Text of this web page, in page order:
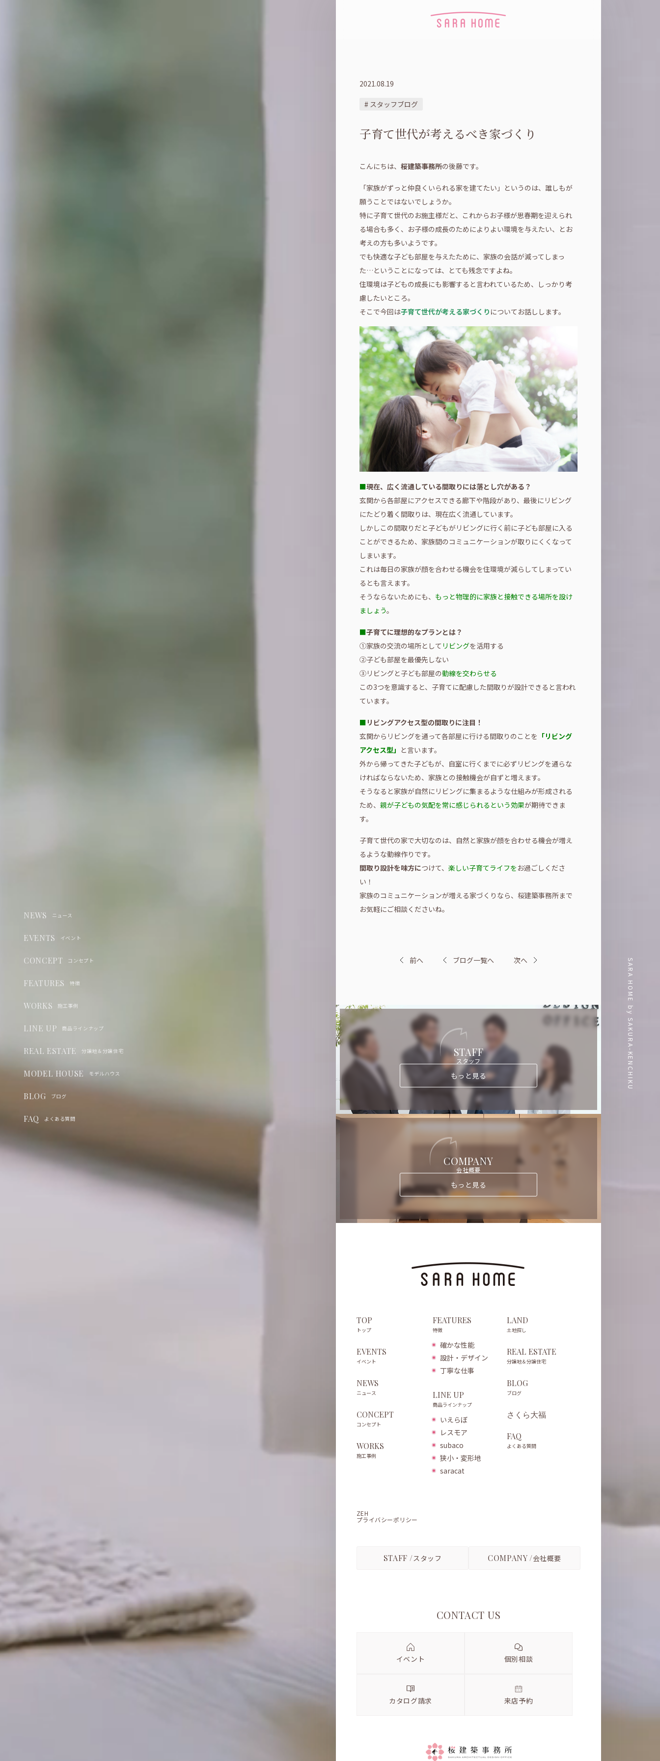
NEWS ニュース
EVENTS イベント
CONCEPT コンセプト
FEATURES 特徴
WORKS 施工事例
LINE UP 商品ラインナップ
REAL ESTATE 分譲地＆分譲住宅
MODEL HOUSE モデルハウス
BLOG ブログ
FAQ よくある質問
SARA HOME by SAKURA-KENCHIKU
2021.08.19
# スタッフブログ
子育て世代が考えるべき家づくり
こんにちは、 桜建築事務所の後藤です。
「家族がずっと仲良くいられる家を建てたい」というのは、誰しもが
願うことではないでしょうか。
特に子育て世代のお施主様だと、これからお子様が思春期を迎えられ
る場合も多く、お子様の成長のためによりよい環境を与えたい、とお
考えの方も多いようです。
でも快適な子ども部屋を与えたために、家族の会話が減ってしまっ
た…ということになっては、とても残念ですよね。
住環境は子どもの成長にも影響すると言われているため、しっかり考
慮したいところ。
そこで今回は子育て世代が考える家づくり についてお話しします。
■現在、広く流通している間取りには落とし穴がある？
玄関から各部屋にアクセスできる廊下や階段があり、最後にリビング
にたどり着く間取りは、現在広く流通しています。
しかしこの間取りだと子どもがリビングに行く前に子ども部屋に入る
ことができるため、家族間のコミュニケーションが取りにくくなって
しまいます。
これは毎日の家族が顔を合わせる機会を住環境が減らしてしまってい
るとも言えます。
そうならないためにも、 もっと物理的に家族と接触できる場所を設け
ましょう。
■子育てに理想的なプランとは？
①家族の交流の場所として リビングを活用する
②子ども部屋を最優先しない
③リビングと子ども部屋の動線を交わらせる
この3つを意識すると、子育てに配慮した間取りが設計できると言われ
ています。
■ リビングアクセス型の間取りに注目！
玄関からリビングを通って各部屋に行ける間取りのことを 「リビング
アクセス型」 と言います。
外から帰ってきた子どもが、自室に行くまでに必ずリビングを通らな
ければならないため、家族との接触機会が自ずと増えます。
そうなると家族が自然にリビングに集まるような仕組みが形成される
ため、 親が子どもの気配を常に感じられるという効果が期待できま
す。
子育て世代の家で大切なのは、自然と家族が顔を合わせる機会が増え
るような動線作りです。
間取り設計を味方につけて、 楽しい子育てライフをお過ごしくださ
い！
家族のコミュニケーションが増える家づくりなら、桜建築事務所まで
お気軽にご相談くださいね。
前へ ブログ一覧へ 次へ
STAFF
スタッフ
もっと見る
COMPANY
会社概要
もっと見る
TOP
トップ
EVENTS
イベント
NEWS
ニュース
CONCEPT
コンセプト
WORKS
施工事例
FEATURES
特徴
確かな性能
設計・デザイン
丁寧な仕事
LINE UP
商品ラインナップ
いえらぼ
レスモア
subaco
狭小・変形地
saracat
LAND
土地探し
REAL ESTATE
分譲地＆分譲住宅
BLOG
ブログ
さくら大福
FAQ
よくある質問
ZEH
プライバシーポリシー
STAFF /スタッフ COMPANY /会社概要
CONTACT US
イベント 個別相談
カタログ請求 来店予約